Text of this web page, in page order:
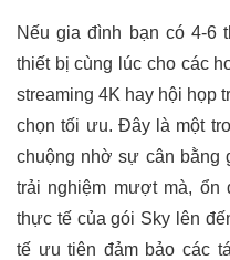
Nếu gia đình bạn có 4-6
thiết bị cùng lúc cho các
streaming 4K hay hội họp
chọn tối ưu. Đây là một
chuộng nhờ sự cân bằng
trải nghiệm mượt mà, ổn
thực tế của gói Sky lên
tế ưu tiên đảm bảo các